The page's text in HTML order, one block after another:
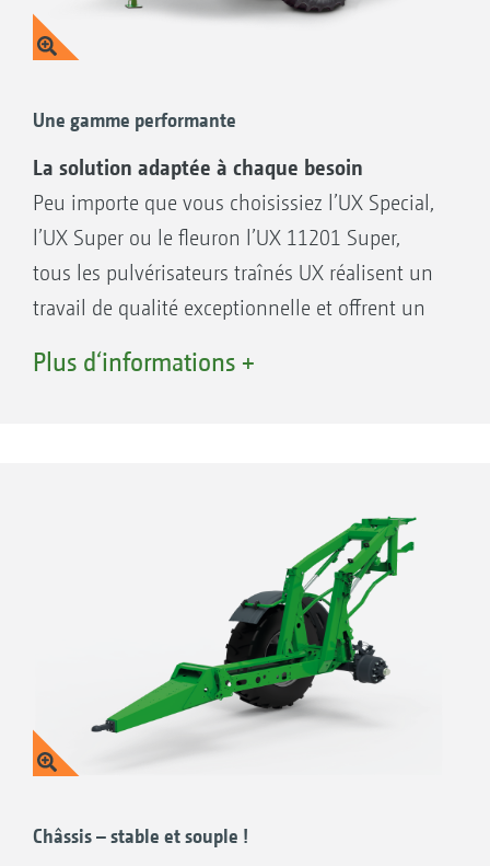
Une gamme performante
La solution adaptée à chaque besoin
Peu importe que vous choisissiez l’UX Special,
l’UX Super ou le fleuron l’UX 11201 Super,
tous les pulvérisateurs traînés UX réalisent un
travail de qualité exceptionnelle et offrent un
Grâce aux nombreuses possibilités
Plus d‘informations +
Châssis – stable et souple !